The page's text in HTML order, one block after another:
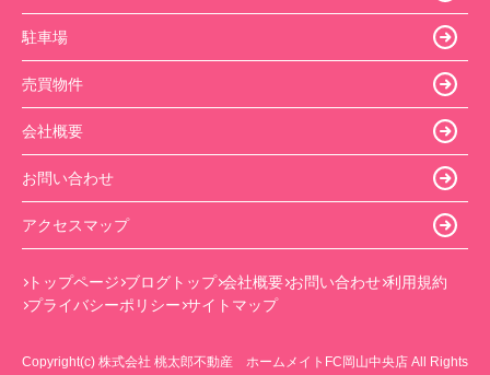
駐車場
売買物件
会社概要
お問い合わせ
アクセスマップ
トップページ ブログトップ 会社概要 お問い合わせ 利用規約
プライバシーポリシー サイトマップ
Copyright(c) 株式会社 桃太郎不動産 ホームメイトFC岡山中央店 All Rights